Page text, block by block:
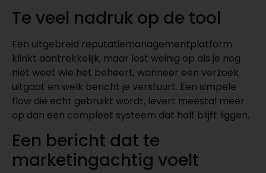
Te veel nadruk op de tool
Een uitgebreid reputatiemanagementplatform
klinkt aantrekkelijk, maar lost weinig op als je nog
niet weet wie het beheert, wanneer een verzoek
uitgaat en welk bericht je verstuurt. Een simpele
flow die echt gebruikt wordt, levert meestal meer
op dan een compleet systeem dat half blijft liggen.
Een bericht dat te
marketingachtig voelt